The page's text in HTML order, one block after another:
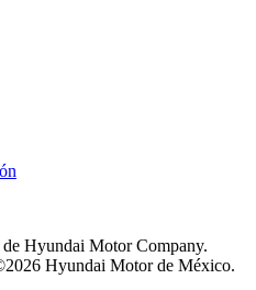
Hyundai Motor Company.
Hyundai Motor de México.